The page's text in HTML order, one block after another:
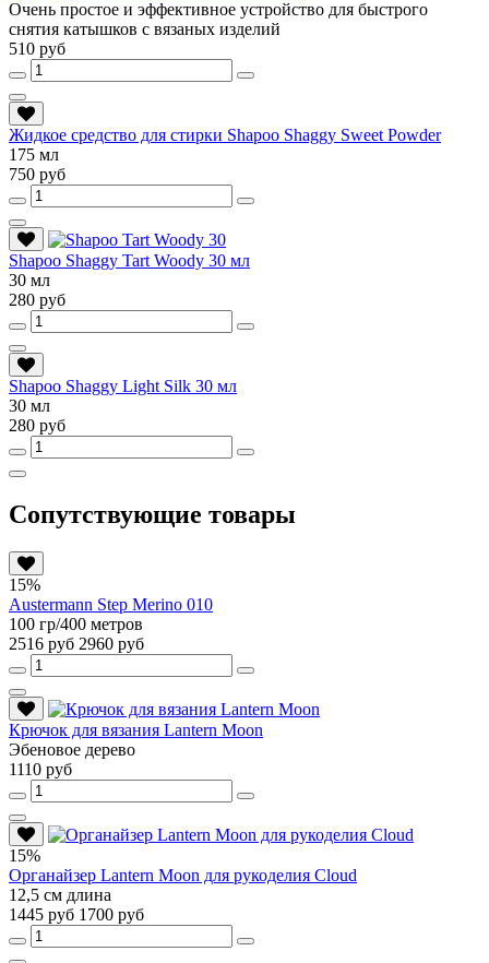
Очень простое и эффективное устройство для быстрого
снятия катышков с вязаных изделий
510 руб
Жидкое средство для стирки Shapoo Shaggy Sweet Powder
175 мл
750 руб
Shapoo Shaggy Tart Woody 30 мл
30 мл
280 руб
Shapoo Shaggy Light Silk 30 мл
30 мл
280 руб
Сопутствующие товары
15%
Austermann Step Merino 010
100 гр/400 метров
2516 руб 2960 руб
Крючок для вязания Lantern Moon
Эбеновое дерево
1110 руб
15%
Органайзер Lantern Moon для рукоделия Cloud
12,5 см длина
1445 руб 1700 руб